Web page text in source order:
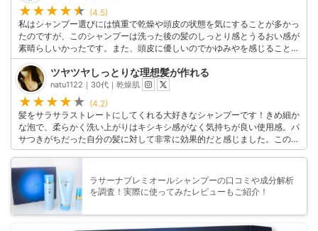
(4.5)
私はシャンプー選びには慎重で乾燥や頭皮の状態を気にすることが多かっ
たのですが、このシャンプーは洗った後の髪のしっとり感とうるおい感が
素晴らしいかったです。また、頭皮に優しいのでかゆみやを感じることも
ありませんでした。この商品の香りも心地よく、一日中フレッシュな髪の
香りが続きます。髪の悩みを解決し、理想の髪質に近づける手助けをして
くれるお気に入りのシャンプーです。
ツヤツヤしっとりな理想髪が作れる
natu1122｜30代｜乾燥肌
(4.2)
髪をサラサラストレートにしてくれる大好きなシャンプーです！きめ細か
な泡で、柔らかく洗い上がりはキシキシ感がなく気持ちが良い使用感。パ
サつきがちだった自分の髪に対して非常に効果的だと感じました。この商
品を使って髪と頭皮の調子が格段に良くなり、とても満足しています。
ラサーナプレミオールシャンプーの口コミや成分解析
を調査！実際に使ってみたレビューもご紹介！